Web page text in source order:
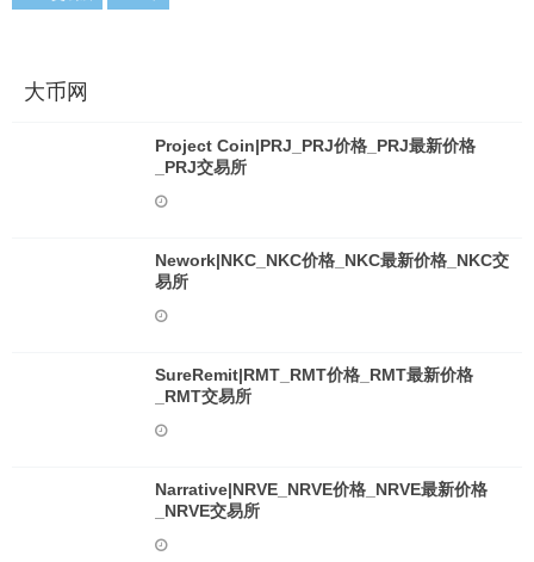
大币网
Project Coin|PRJ_PRJ价格_PRJ最新价格
_PRJ交易所
Nework|NKC_NKC价格_NKC最新价格_NKC交
易所
SureRemit|RMT_RMT价格_RMT最新价格
_RMT交易所
Narrative|NRVE_NRVE价格_NRVE最新价格
_NRVE交易所